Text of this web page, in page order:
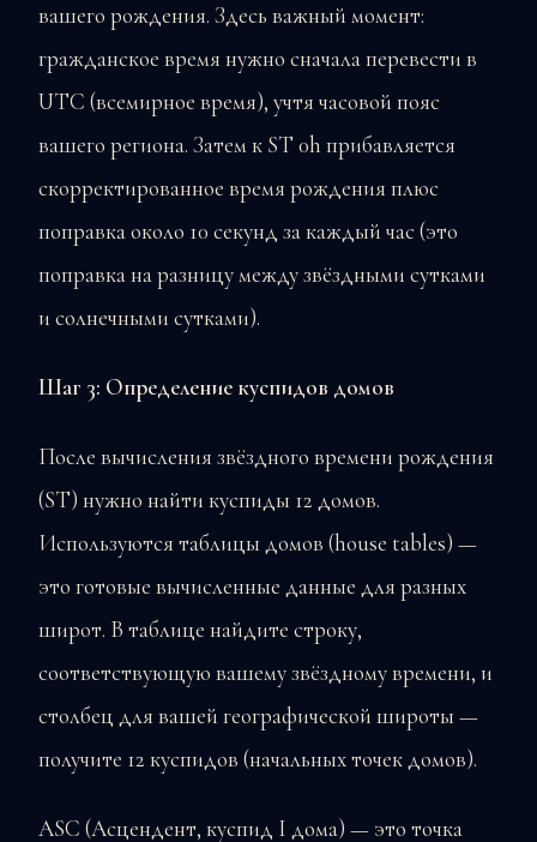
вашего рождения. Здесь важный момент:
гражданское время нужно сначала перевести в
UTC (всемирное время), учтя часовой пояс
вашего региона. Затем к ST 0h прибавляется
скорректированное время рождения плюс
поправка около 10 секунд за каждый час (это
поправка на разницу между звёздными сутками
и солнечными сутками).
Шаг 3: Определение куспидов домов
После вычисления звёздного времени рождения
(ST) нужно найти куспиды 12 домов.
Используются таблицы домов (house tables) —
это готовые вычисленные данные для разных
широт. В таблице найдите строку,
соответствующую вашему звёздному времени, и
столбец для вашей географической широты —
получите 12 куспидов (начальных точек домов).
ASC (Асцендент, куспид I дома) — это точка